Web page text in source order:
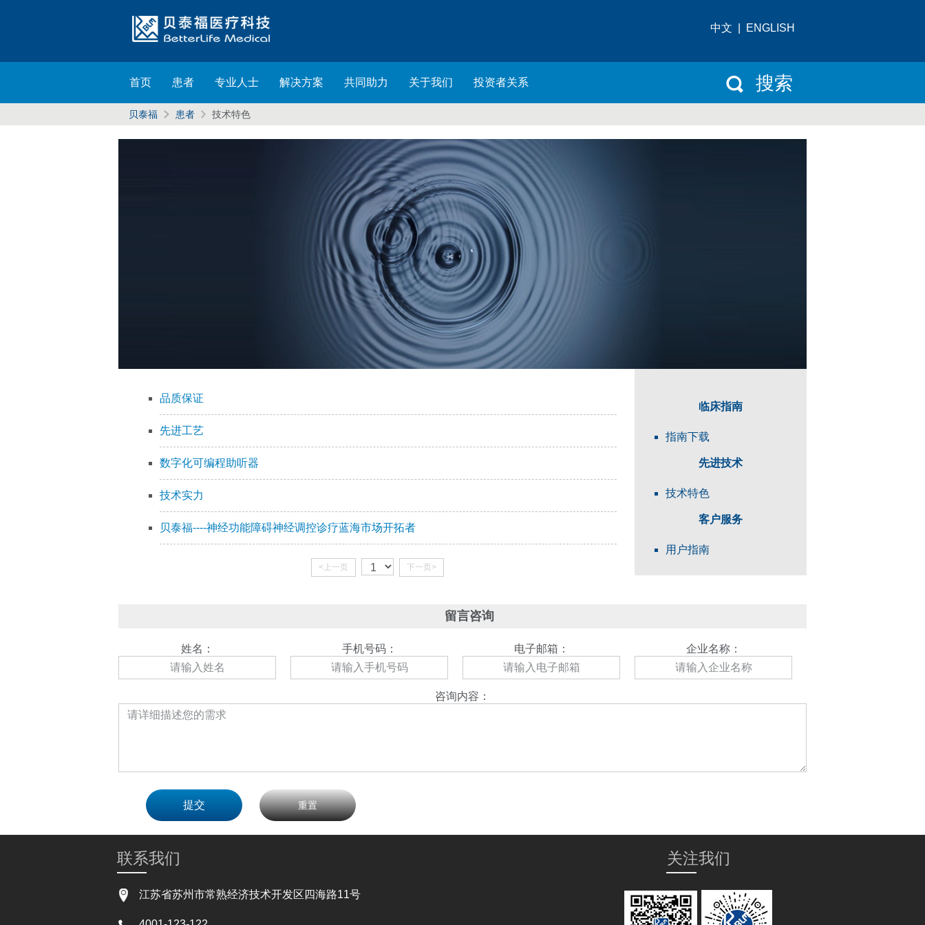
中文 ENGLISH
搜索
首页 患者 专业人士 解决方案 共同助力 关于我们 投资者关系
贝泰福 患者 技术特色
品质保证
先进工艺
数字化可编程助听器
技术实力
贝泰福----神经功能障碍神经调控诊疗蓝海市场开拓者
<上一页 下一页>
临床指南
指南下载
先进技术
技术特色
客户服务
用户指南
留言咨询
姓名： 手机号码： 电子邮箱： 企业名称：
咨询内容：
重置
联系我们
江苏省苏州市常熟经济技术开发区四海路11号
关注我们